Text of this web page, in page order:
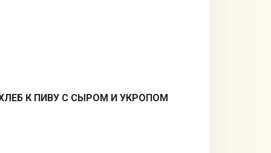
К ПИВУ С СЫРОМ И УКРОПОМ